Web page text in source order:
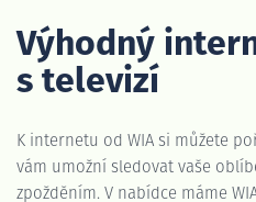
Výhodný
s televizí
K internetu od WIA si můžete
vám umožní sledovat vaše
zpožděním. V nabídce máme